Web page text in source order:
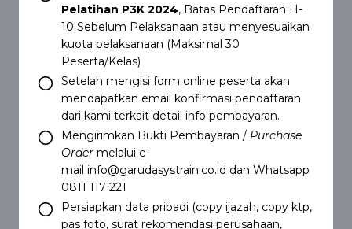
Pelatihan P3K 2024, Batas Pendaftaran H-
10 Sebelum Pelaksanaan atau menyesuaikan
kuota pelaksanaan (Maksimal 30
Peserta/Kelas)
Setelah mengisi form online peserta akan
mendapatkan email konfirmasi pendaftaran
dari kami terkait detail info pembayaran.
Mengirimkan Bukti Pembayaran / Purchase
Order melalui e-
mail info@garudasystrain.co.id dan Whatsapp
0811 117 221
Persiapkan data pribadi (copy ijazah, copy ktp,
pas foto, surat rekomendasi perusahaan,